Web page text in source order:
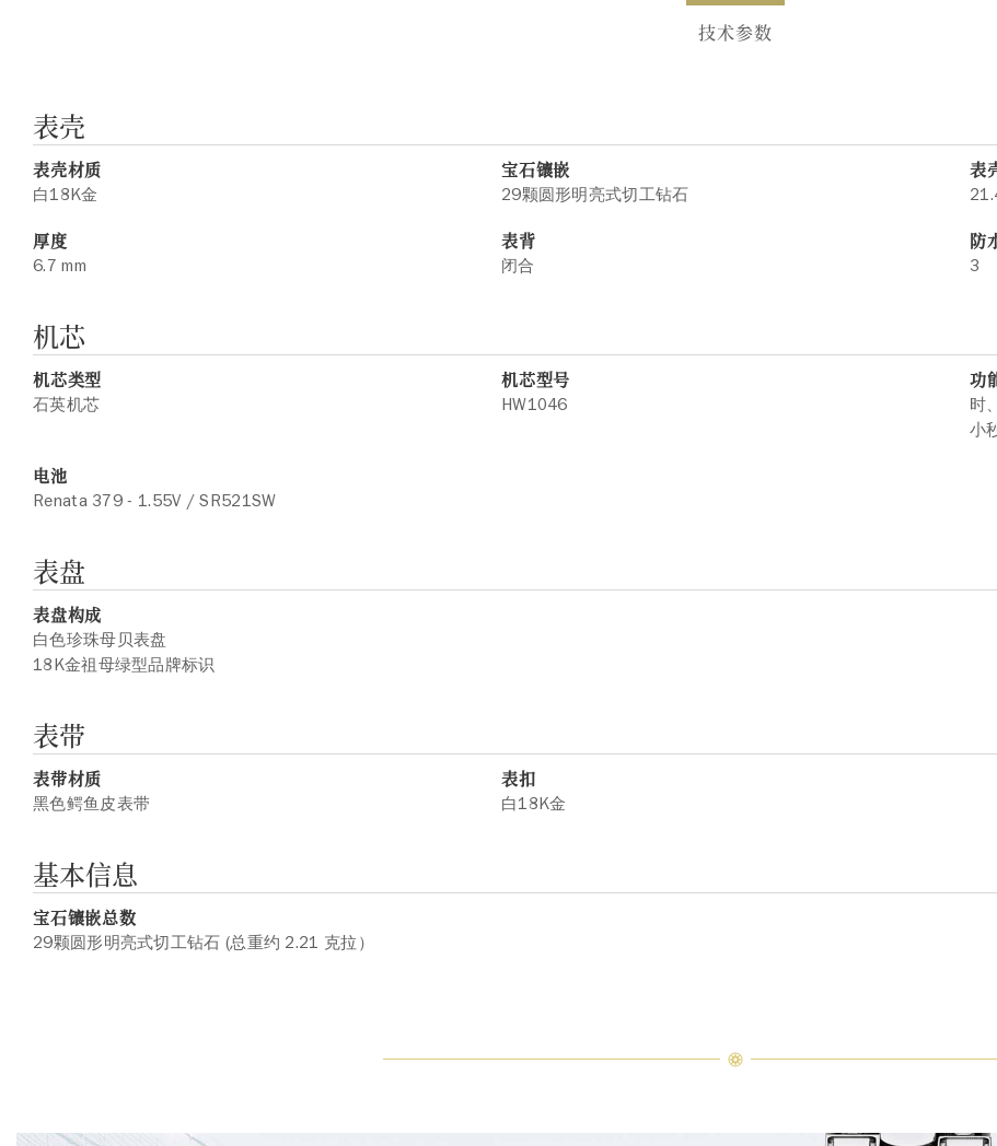
技术参数
表壳
表壳材质
白18K金
宝石镶嵌
29颗圆形明亮式切工钻石
表
厚度
6.7 mm
表背
闭合
防
3
机芯
机芯类型
石英机芯
机芯型号
HW1046
功
时
小
电池
Renata 379 - 1.55V / SR521SW
表盘
表盘构成
白色珍珠母贝表盘
18K金祖母绿型品牌标识
表带
表带材质
黑色鳄鱼皮表带
表扣
白18K金
基本信息
宝石镶嵌总数
29颗圆形明亮式切工钻石 (总重约 2.21 克拉）